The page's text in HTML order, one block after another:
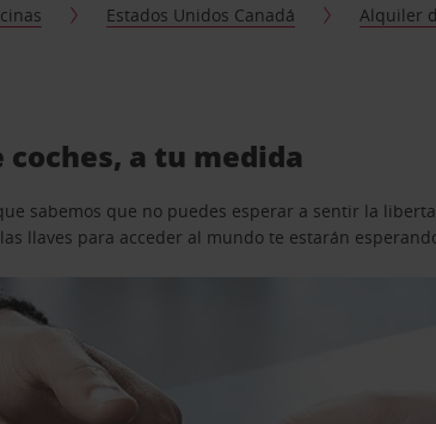
Estados Unidos Canadá Alquiler
a tu medida
sabemos que no puedes esperar a sentir la
llaves para acceder al mundo te estarán